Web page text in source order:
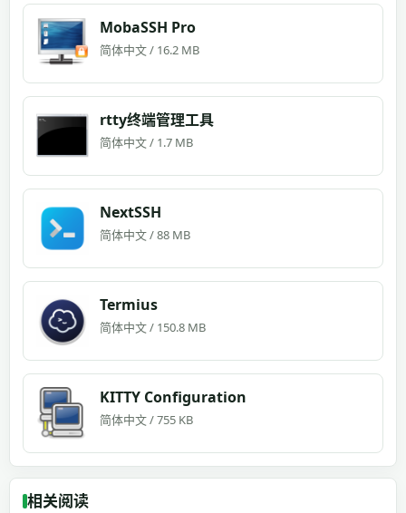
MobaSSH Pro
简体中文 / 16.2 MB
rtty终端管理工具
简体中文 / 1.7 MB
NextSSH
简体中文 / 88 MB
Termius
简体中文 / 150.8 MB
KITTY Configuration
简体中文 / 755 KB
相关阅读